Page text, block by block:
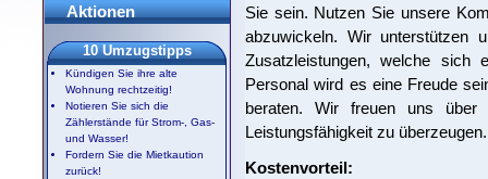
Sie sein. Nutzen Sie unsere
abzuwickeln. Wir unterstützen
Zusatzleistungen, welche sich
Personal wird es eine Freude
beraten. Wir freuen uns
Leistungsfähigkeit zu überzeugen.
Kostenvorteil:
Aktionen
10 Umzugstipps
Kündigen Sie ihre alte
Wohnung rechtzeitig!
Notieren Sie sich die
Zählerstände für Strom-, Gas-
und Wasser!
Fordern Sie die Mietkaution
zurück!